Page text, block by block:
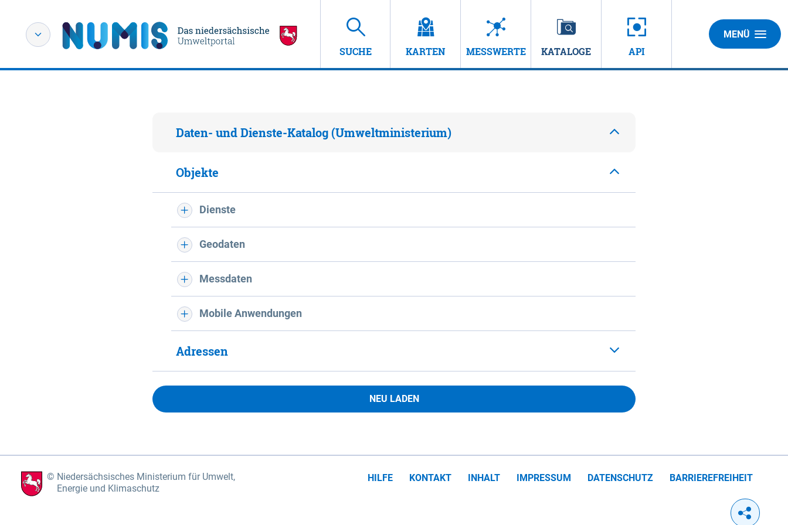
SUCHE KARTEN MESSWERTE KATALOGE API
MENÜ
Daten- und Dienste-Katalog (Umweltministerium)
Objekte
Dienste
Geodaten
Messdaten
Mobile Anwendungen
Adressen
NEU LADEN
Niedersächsisches Ministerium für Umwelt,
Energie und Klimaschutz
HILFE KONTAKT INHALT IMPRESSUM DATENSCHUTZ BARRIEREFREIHEIT